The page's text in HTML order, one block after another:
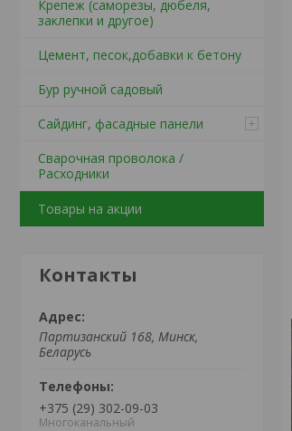
Крепеж (саморезы, дюбеля,
заклепки и другое)
Цемент, песок,добавки к бетону
Бур ручной садовый
Сайдинг, фасадные панели
Сварочная проволока /
Расходники
Товары на акции
Контакты
Партизанский 168, Минск,
Беларусь
+375 (29) 302-09-03
Многоканальный